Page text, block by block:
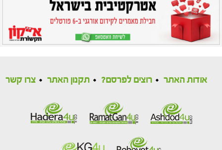
אודות האתר רוצים לפרסם? תקנון האתר צרו קשר